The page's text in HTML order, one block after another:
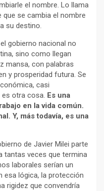
el nombre. Lo llama
que se cambia el nombre
su destino.
gobierno nacional no
sino como llegan
mansa, con palabras
y prosperidad futura. Se
casi
otra cosa. Es una
en la vida común.
Y, más todavía, es una
de Javier Milei parte
tantas veces que termina
laborales serían un
esa lógica, la protección
rigidez que convendría